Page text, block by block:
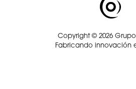
Copyright © 2026
Fabricando innovación